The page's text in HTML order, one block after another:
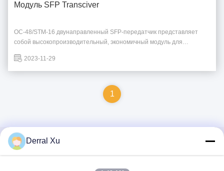
Модуль SFP Transciver
OC-48/STM-16 двунаправленный SFP-передатчик представляет
собой высокопроизводительный, экономичный модуль для
интерфейс с одним LC-коннектором и операционную скорость
передачи данных до 2Соответствует стандарту SFP MSA и RoHS.
2023-11-29
1
Быстрый контакт
Derral Xu